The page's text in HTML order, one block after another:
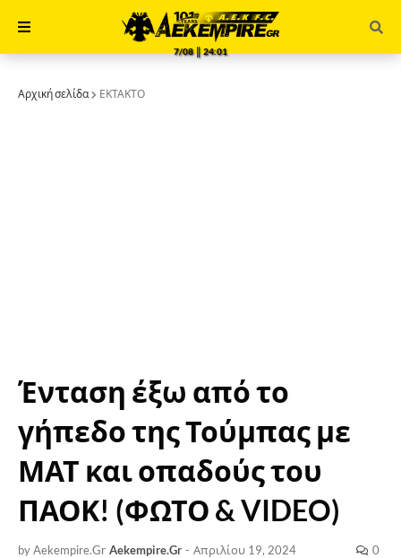
7/08 ║ 24:01
Αρχική σελίδα ΕΚΤΑΚΤΟ
Ένταση έξω από το
γήπεδο της Τούμπας με
ΜΑΤ και οπαδούς του
ΠΑΟΚ! (ΦΩΤΟ & VIDEO)
by Aekempire.Gr Aekempire.Gr - Απριλίου 19, 2024 0